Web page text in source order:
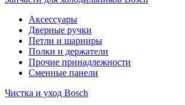
Аксессуары
Дверные ручки
Петли и шарниры
Полки и держатели
Прочие принадлежности
Сменные панели
Чистка и уход Bosch